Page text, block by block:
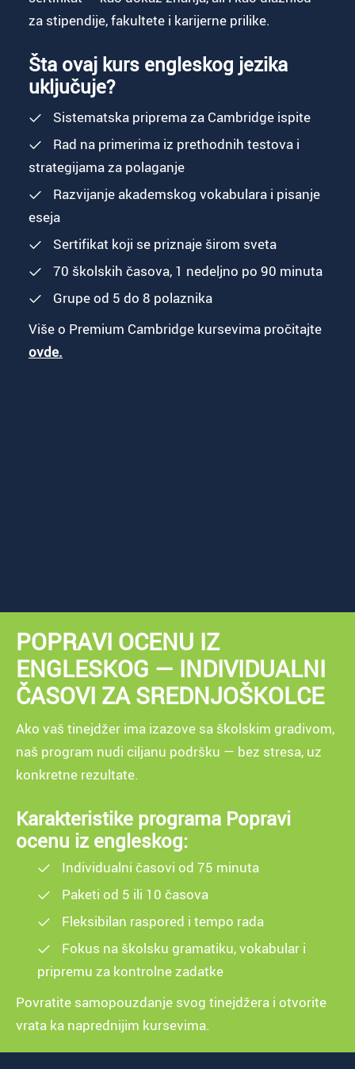
za stipendije, fakultete i karijerne prilike.
Šta ovaj kurs engleskog jezika
uključuje?
Sistematska priprema za Cambridge ispite
Rad na primerima iz prethodnih testova i
strategijama za polaganje
Razvijanje akademskog vokabulara i pisanje
eseja
Sertifikat koji se priznaje širom sveta
70 školskih časova, 1 nedeljno po 90 minuta
Grupe od 5 do 8 polaznika
Više o Premium Cambridge kursevima pročitajte
ovde.
POPRAVI OCENU IZ
ENGLESKOG — INDIVIDUALNI
ČASOVI ZA SREDNJOŠKOLCE
Ako vaš tinejdžer ima izazove sa školskim gradivom,
naš program nudi ciljanu podršku — bez stresa, uz
konkretne rezultate.
Karakteristike programa Popravi
ocenu iz engleskog:
Individualni časovi od 75 minuta
Paketi od 5 ili 10 časova
Fleksibilan raspored i tempo rada
Fokus na školsku gramatiku, vokabular i
pripremu za kontrolne zadatke
Povratite samopouzdanje svog tinejdžera i otvorite
vrata ka naprednijim kursevima.